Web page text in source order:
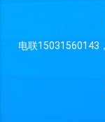
电联15031560143